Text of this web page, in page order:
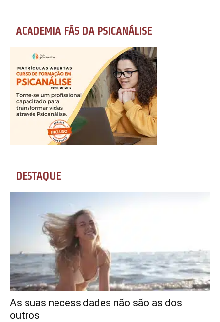
ACADEMIA FÃS DA PSICANÁLISE
DESTAQUE
As suas necessidades não são as dos
outros